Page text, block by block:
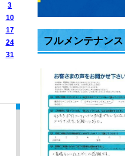
フルメンテナン
3
10
17
24
31